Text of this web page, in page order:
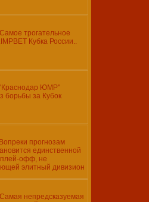
трогательное
Кубка России..
"Краснодар ЮМР"
борьбы за Кубок
прогнозам
единственной
плей-офф, не
элитный дивизион
непредсказуемая